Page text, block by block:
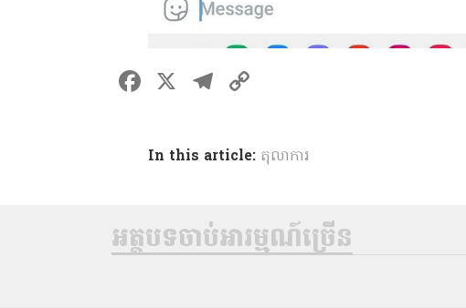
F
ce
b
o
k
X T
e
gr
m
y
n
k
In this article: តុលាការ
អត្ថបទចាប់អារម្មណ៍ច្រើន